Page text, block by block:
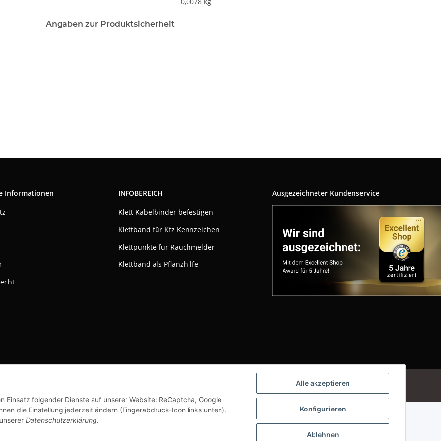
Alle akzeptieren
Konfigurieren
Ablehnen
Einsatz folgender Dienste auf unserer Website: ReCaptcha, Google
die Einstellung jederzeit ändern (Fingerabdruck-Icon links unten).
Datenschutzerklärung.
Angaben zur Produktsicherheit
Informationen INFOBEREICH
Klett Kabelbinder befestigen
Klettband für Kfz Kennzeichen
Klettpunkte für Rauchmelder
Klettband als Pflanzhilfe
Ausgezeichneter Kundenservice
Powered by